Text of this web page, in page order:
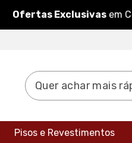
Ofertas Exclusivas em
Pisos e Revestimentos